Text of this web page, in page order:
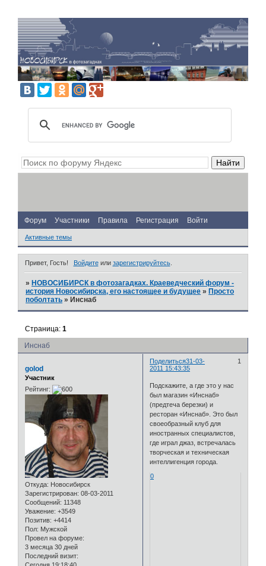
Форум Участники Правила Регистрация Войти
Активные темы
Привет, Гость! Войдитеили зарегистрируйтесь.
» НОВОСИБИРСК в фотозагадках. Краеведческий форум -
история Новосибирска, его настоящее и будущее » Просто
поболтать » Инснаб
Инснаб
Страница:1
Поделиться 1
31-03-
2011 15:43:35
golod
Участник
Рейтинг:
Откуда: Новосибирск
Зарегистрирован: 08-03-2011
Сообщений: 11348
Уважение: +3549
Позитив: +4414
Пол: Мужской
Провел на форуме:
3 месяца 30 дней
Последний визит:
Подскажите, а где это у нас
был магазин «Инснаб»
(предтеча березки) и
ресторан «Инснаб». Это был
своеобразный клуб для
иностранных специалистов,
где играл джаз, встречалась
творческая и техническая
интеллигенция города.
0